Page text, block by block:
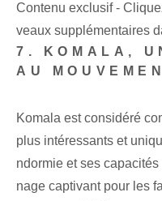
Contenu exclusif -
veaux supplémentaires
7. KOMALA,
AU
Komala est considéré
plus intéressants et
ndormie et ses
nage captivant pour les